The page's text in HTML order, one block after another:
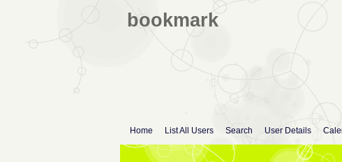
bookmark
Home List All Users Search User Details